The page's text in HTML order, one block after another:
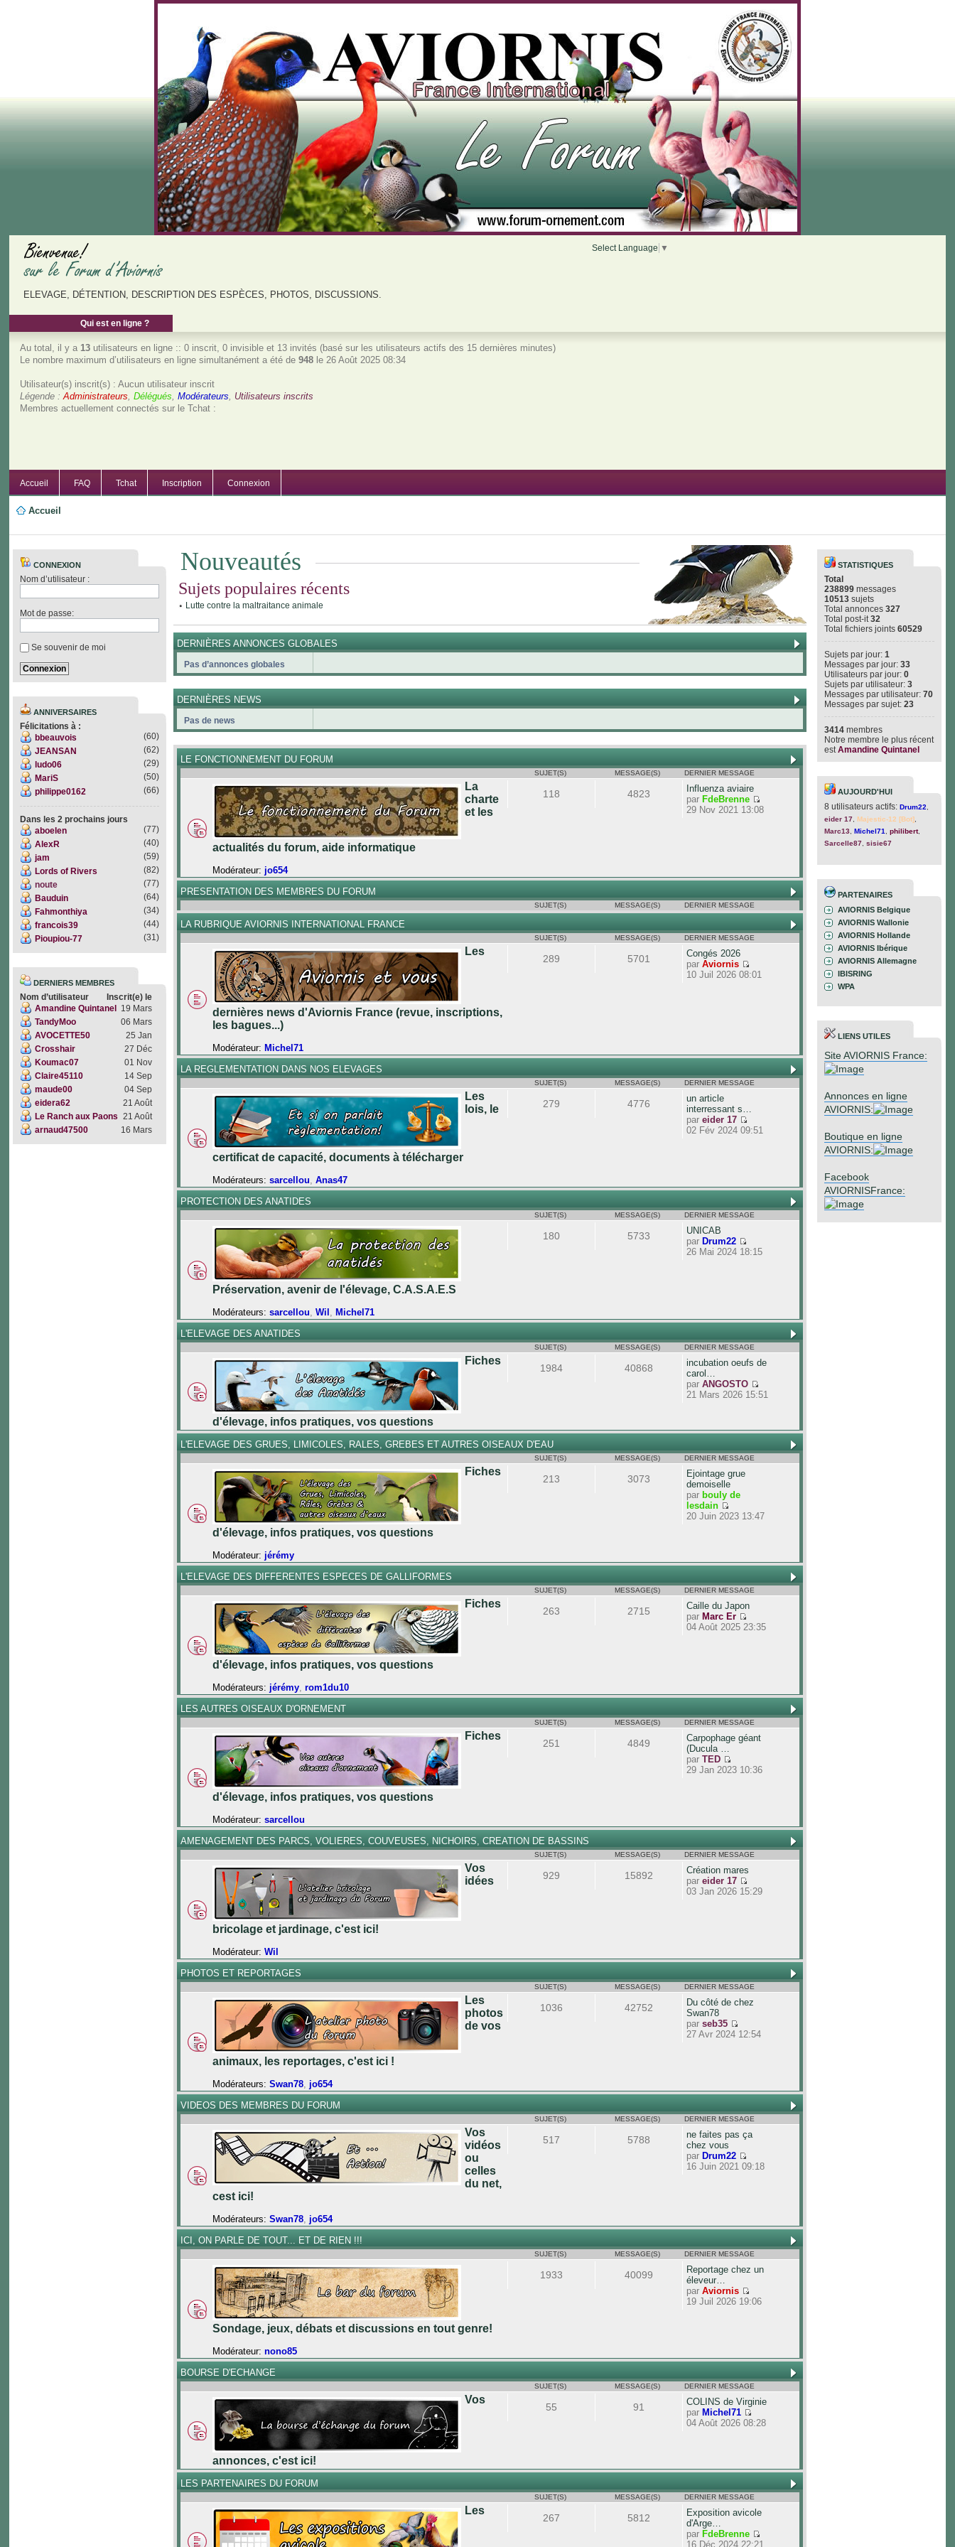
Select Language ▼
ELEVAGE, DÉTENTION, DESCRIPTION DES ESPÈCES, PHOTOS, DISCUSSIONS.
Qui est en ligne ?
Au total, il y a 13 utilisateurs en ligne :: 0 inscrit, 0 invisible et 13 invités (basé sur les utilisateurs actifs des 15 dernières minutes)
Le nombre maximum d’utilisateurs en ligne simultanément a été de948 le 26 Août 2025 08:34
Utilisateur(s) inscrit(s) : Aucun utilisateur inscrit
Légende :Administrateurs ,Délégués ,Modérateurs
Utilisateurs inscrits
Membres actuellement connectés sur le Tchat :
Accueil FAQ Tchat Inscription Connexion
Accueil
CONNEXION
Nom d’utilisateur :
Mot de passe:
Se souvenir de moi
ANNIVERSAIRES
Félicitations à :
bbeauvois
(60)
JEANSAN
(62)
ludo06
(29)
MariS
(50)
philippe0162
(66)
Dans les 2 prochains jours
aboelen
(77)
AlexR
(40)
jam
(59)
Lords of Rivers
(82)
noute
(77)
Bauduin
(64)
Fahmonthiya
(34)
francois39
(44)
Pioupiou-77
(31)
DERNIERS MEMBRES
Nom d’utilisateur
Inscrit(e) le
Amandine Quintanel
19 Mars
TandyMoo
06 Mars
AVOCETTE50
25 Jan
Crosshair
27 Déc
Koumac07
01 Nov
Claire45110
14 Sep
maude00
04 Sep
eidera62
21 Août
Le Ranch aux Paons
21 Août
arnaud47500
16 Mars
Nouveautés
Sujets populaires récents
Lutte contre la maltraitance animale
DERNIÈRES ANNONCES GLOBALES
Pas d’annonces globales
DERNIÈRES NEWS
Pas de news
LE FONCTIONNEMENT DU FORUM
SUJET(S) MESSAGE(S) DERNIER MESSAGE
La
charte
et les
actualités du forum, aide informatique
Modérateur: jo654
118 4823
Influenza aviaire
par FdeBrenne
29 Nov 2021 13:08
PRESENTATION DES MEMBRES DU FORUM
SUJET(S) MESSAGE(S) DERNIER MESSAGE
LA RUBRIQUE AVIORNIS INTERNATIONAL FRANCE
SUJET(S) MESSAGE(S) DERNIER MESSAGE
Les
dernières news d'Aviornis France (revue, inscriptions,
les bagues...)
Modérateur: Michel71
289 5701
Congés 2026
par Aviornis
10 Juil 2026 08:01
LA REGLEMENTATION DANS NOS ELEVAGES
SUJET(S) MESSAGE(S) DERNIER MESSAGE
Les
lois, le
certificat de capacité, documents à télécharger
Modérateurs: sarcellou,Anas47
279 4776
un article
interressant s…
par eider 17
02 Fév 2024 09:51
PROTECTION DES ANATIDES
SUJET(S) MESSAGE(S) DERNIER MESSAGE
Préservation, avenir de l'élevage, C.A.S.A.E.S
Modérateurs: sarcellou,Wil , Michel71
180 5733
UNICAB
par Drum22
26 Mai 2024 18:15
L'ELEVAGE DES ANATIDES
SUJET(S) MESSAGE(S) DERNIER MESSAGE
Fiches
d'élevage, infos pratiques, vos questions
1984 40868
incubation oeufs de
carol…
par ANGOSTO
21 Mars 2026 15:51
L'ELEVAGE DES GRUES, LIMICOLES, RALES, GREBES ET AUTRES OISEAUX D'EAU
SUJET(S) MESSAGE(S) DERNIER MESSAGE
Fiches
d'élevage, infos pratiques, vos questions
Modérateur: jérémy
213 3073
Ejointage grue
demoiselle
par bouly de
lesdain
20 Juin 2023 13:47
L'ELEVAGE DES DIFFERENTES ESPECES DE GALLIFORMES
SUJET(S) MESSAGE(S) DERNIER MESSAGE
Fiches
d'élevage, infos pratiques, vos questions
Modérateurs: jérémy,rom1du10
263 2715
Caille du Japon
par Marc Er
04 Août 2025 23:35
LES AUTRES OISEAUX D'ORNEMENT
SUJET(S) MESSAGE(S) DERNIER MESSAGE
Fiches
d'élevage, infos pratiques, vos questions
Modérateur: sarcellou
251 4849
Carpophage géant
(Ducula …
par TED
29 Jan 2023 10:36
AMENAGEMENT DES PARCS, VOLIERES, COUVEUSES, NICHOIRS, CREATION DE BASSINS
SUJET(S) MESSAGE(S) DERNIER MESSAGE
Vos
idées
bricolage et jardinage, c'est ici!
Modérateur: Wil
929 15892
Création mares
par eider 17
03 Jan 2026 15:29
PHOTOS ET REPORTAGES
SUJET(S) MESSAGE(S) DERNIER MESSAGE
Les
photos
de vos
animaux, les reportages, c'est ici !
Modérateurs: Swan78, jo654
1036 42752
Du côté de chez
Swan78
par seb35
27 Avr 2024 12:54
VIDEOS DES MEMBRES DU FORUM
SUJET(S) MESSAGE(S) DERNIER MESSAGE
Vos
vidéos
ou
celles
du net,
cest ici!
Modérateurs: Swan78, jo654
517 5788
ne faites pas ça
chez vous
par Drum22
16 Juin 2021 09:18
ICI, ON PARLE DE TOUT... ET DE RIEN !!!
SUJET(S) MESSAGE(S) DERNIER MESSAGE
Sondage, jeux, débats et discussions en tout genre!
Modérateur: nono85
1933 40099
Reportage chez un
éleveur…
par Aviornis
19 Juil 2026 19:06
BOURSE D'ECHANGE
SUJET(S) MESSAGE(S) DERNIER MESSAGE
Vos
annonces, c'est ici!
55 91
COLINS de Virginie
par Michel71
04 Août 2026 08:28
LES PARTENAIRES DU FORUM
SUJET(S) MESSAGE(S) DERNIER MESSAGE
Les
267 5812
Exposition avicole
d'Arge…
par FdeBrenne
16 Déc 2024 22:21
STATISTIQUES
Total
238899 messages
10513 sujets
Total annonces327
Total post-it32
Total fichiers joints60529
Sujets par jour:1
Messages par jour:33
Utilisateurs par jour:0
Sujets par utilisateur:3
Messages par utilisateur:70
Messages par sujet:23
3414 membres
Notre membre le plus récent
estAmandine Quintanel
AUJOURD'HUI
8 utilisateurs actifs:Drum22
eider 17 ,Majestic-12 [Bot]
Marc13
,Michel71 ,philibert,
Sarcelle87 ,sisie67
PARTENAIRES
AVIORNIS Belgique
AVIORNIS Wallonie
AVIORNIS Hollande
AVIORNIS Ibérique
AVIORNIS Allemagne
IBISRING
WPA
LIENS UTILES
Site AVIORNIS France:
Annonces en ligne
AVIORNIS:
Boutique en ligne
AVIORNIS:
Facebook
AVIORNISFrance: